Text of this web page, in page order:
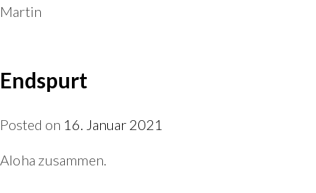
Martin
Endspurt
Posted on 16. Januar 2021
Aloha zusammen.